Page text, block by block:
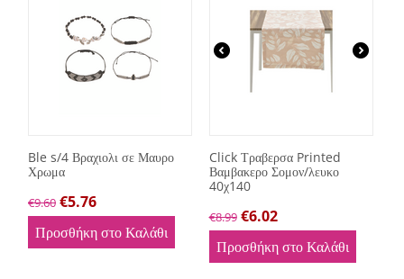
Ble s/4 Βραχιολι σε Μαυρο
Χρωμα
€9.60 €5.76
Προσθήκη στο Καλάθι
Click Τραβερσα Printed
Βαμβακερο Σομον/λευκο
40χ140
€8.99 €6.02
Προσθήκη στο Καλάθι